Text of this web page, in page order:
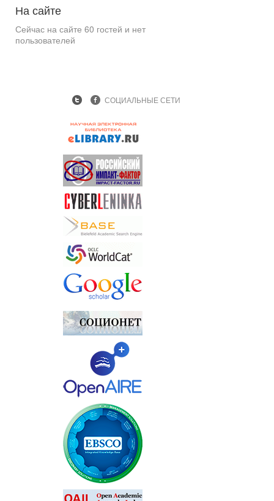
На сайте
Сейчас на сайте 60 гостей и нет
пользователей
СОЦИАЛЬНЫЕ СЕТИ